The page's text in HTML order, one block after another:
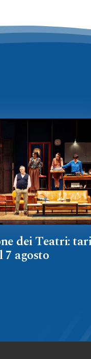
dei Teatri:
7 agosto